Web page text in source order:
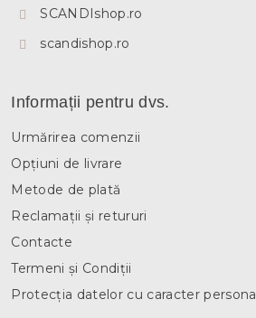
SCANDIshop.ro
scandishop.ro
Informații pentru dvs.
Urmărirea comenzii
Opțiuni de livrare
Metode de plată
Reclamații și retururi
Contacte
Termeni și Condiții
Protecția datelor cu caracter personal